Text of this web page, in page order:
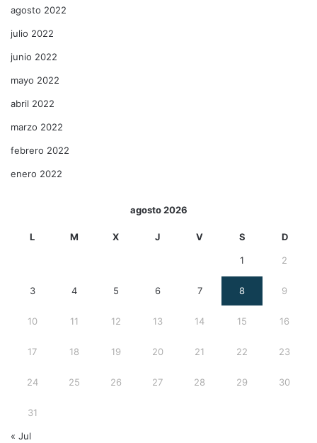
agosto 2022
julio 2022
junio 2022
mayo 2022
abril 2022
marzo 2022
febrero 2022
enero 2022
agosto 2026
L M X J V S D
1 2
3 4 5 6 7 8 9
10 11 12 13 14 15 16
17 18 19 20 21 22 23
24 25 26 27 28 29 30
31
« Jul